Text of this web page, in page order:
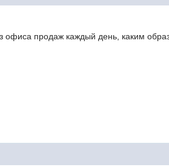
продаж каждый день, каким